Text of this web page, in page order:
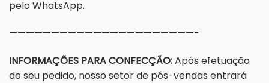
pelo WhatsApp.
——————————————————————-
INFORMAÇÕES PARA CONFECÇÃO:Após efetuação
do seu pedido, nosso setor de pós-vendas entrará